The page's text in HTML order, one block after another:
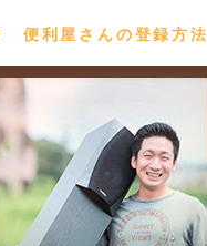
便利屋さんの登録方法